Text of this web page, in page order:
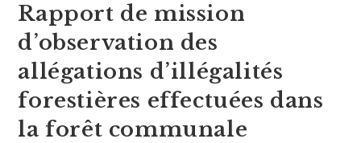
Rapport de mission
d’observation des
allégations d’illégalités
forestières effectuées dans
la forêt communale